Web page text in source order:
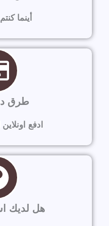
أينما
طرق
ادفع
هل لديك